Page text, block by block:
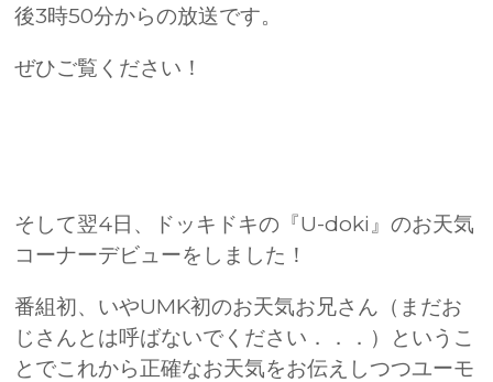
後3時50分からの放送です。
ぜひご覧ください！
そして翌4日、ドッキドキの『U-doki』のお天気
コーナーデビューをしました！
番組初、いやUMK初のお天気お兄さん（まだお
じさんとは呼ばないでください．．．）というこ
とでこれから正確なお天気をお伝えしつつユーモ